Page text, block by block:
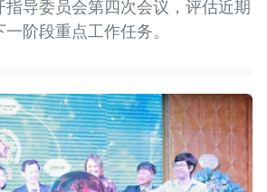
导委员会第四次会议，评估近期
阶段重点工作任务。